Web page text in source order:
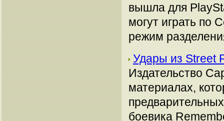
вышла для
могут играть по
режим
Удары из Street
Издательство
материалах,
боевика